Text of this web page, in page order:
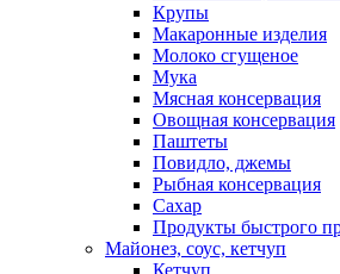
Крупы
Макаронные изделия
Молоко сгущеное
Мука
Мясная консервация
Овощная консервация
Паштеты
Повидло, джемы
Рыбная консервация
Сахар
Продукты быстрого
Майонез, соус, кетчуп
Кетчуп